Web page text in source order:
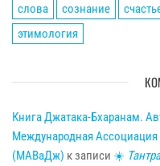
слова
сознание
этимология
Книга Джатака-Бхаранам.
Международная
(МАВаДж) к записи ☀